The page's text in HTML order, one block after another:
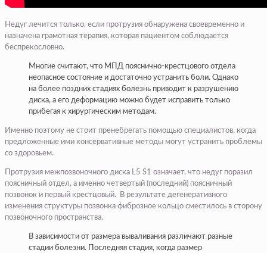
Недуг лечится только, если протрузия обнаружена своевременно и
назначена грамотная терапия, которая пациентом соблюдается
беспрекословно.
Многие считают, что МПД пояснично-крестцового отдела
неопасное состояние и достаточно устранить боли. Однако
на более поздних стадиях болезнь приводит к разрушению
диска, а его деформацию можно будет исправить только
прибегая к хирургическим методам.
Именно поэтому не стоит пренебрегать помощью специалистов, когда
предложенные ими консервативные методы могут устранить проблемы
со здоровьем.
Протрузия межпозвоночного диска L5 S1 означает, что недуг поразил
поясничный отдел, а именно четвертый (последний) поясничный
позвонок и первый крестцовый. В результате дегенеративного
изменения структуры позвонка фиброзное кольцо сместилось в сторону
позвоночного пространства.
В зависимости от размера вываливания различают разные
стадии болезни. Последняя стадия, когда размер